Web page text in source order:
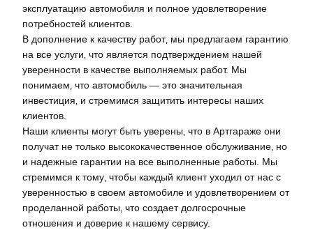
эксплуатацию автомобиля и полное удовлетворение
потребностей клиентов.
В дополнение к качеству работ‚ мы предлагаем гарантию
на все услуги‚ что является подтверждением нашей
уверенности в качестве выполняемых работ. Мы
понимаем‚ что автомобиль — это значительная
инвестиция‚ и стремимся защитить интересы наших
клиентов.
Наши клиенты могут быть уверены‚ что в Артгараже они
получат не только высококачественное обслуживание‚ но
и надежные гарантии на все выполненные работы. Мы
стремимся к тому‚ чтобы каждый клиент уходил от нас с
уверенностью в своем автомобиле и удовлетворением от
проделанной работы‚ что создает долгосрочные
отношения и доверие к нашему сервису.